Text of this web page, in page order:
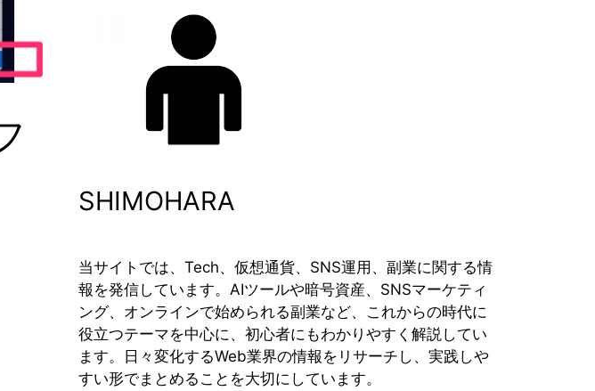
SHIMOHARA
当サイトでは、Tech、仮想通貨、SNS運用、副業に関する情
報を発信しています。AIツールや暗号資産、SNSマーケティ
ング、オンラインで始められる副業など、これからの時代に
役立つテーマを中心に、初心者にもわかりやすく解説してい
ます。日々変化するWeb業界の情報をリサーチし、実践しや
すい形でまとめることを大切にしています。